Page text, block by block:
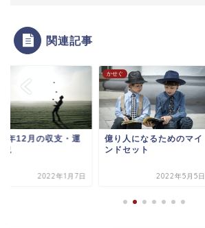
関連記事
年12月の収支・運
況
2022年1月7日
かせぐ
億り人になるためのマイ
ンドセット
2022年5月5日